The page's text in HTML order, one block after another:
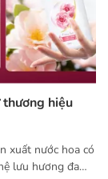
hiệu
xuất nước hoa có
lưu hương đa